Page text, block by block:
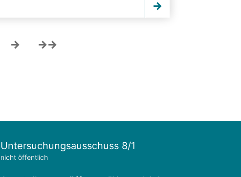
Untersuchungsausschuss 8/1
nicht öffentlich